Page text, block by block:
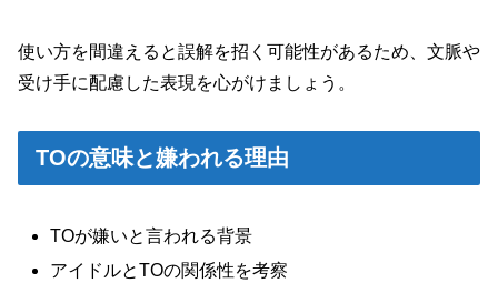
使い方を間違えると誤解を招く可能性があるため、文脈や
受け手に配慮した表現を心がけましょう。
TOの意味と嫌われる理由
TOが嫌いと言われる背景
アイドルとTOの関係性を考察